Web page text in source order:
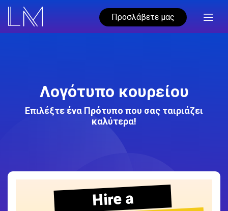
Προσλάβετε μας
Λογότυπο κουρείου
Επιλέξτε ένα Πρότυπο που σας ταιριάζει
καλύτερα!
Hire a